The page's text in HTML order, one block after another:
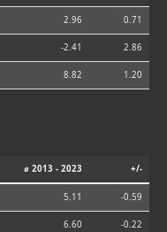
2.96 0.71
-2.41 2.86
8.82 1.20
⌀ 2013 - 2023 +/-
5.11 -0.59
6.60 -0.22